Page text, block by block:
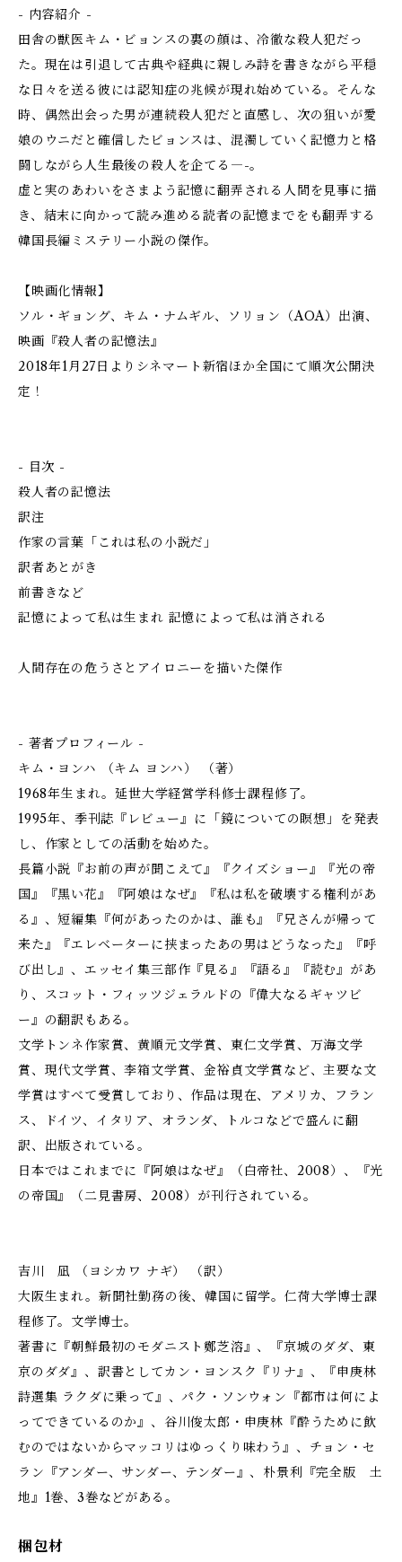
- 内容紹介 -
田舎の獣医キム・ビョンスの裏の顔は、冷徹な殺人犯だっ
た。現在は引退して古典や経典に親しみ詩を書きながら平穏
な日々を送る彼には認知症の兆候が現れ始めている。そんな
時、偶然出会った男が連続殺人犯だと直感し、次の狙いが愛
娘のウニだと確信したビョンスは、混濁していく記憶力と格
闘しながら人生最後の殺人を企てる―-。
虚と実のあわいをさまよう記憶に翻弄される人間を見事に描
き、結末に向かって読み進める読者の記憶までをも翻弄する
韓国長編ミステリー小説の傑作。
【映画化情報】
ソル・ギョング、キム・ナムギル、ソリョン（AOA）出演、
映画『殺人者の記憶法』
2018年1月27日よりシネマート新宿ほか全国にて順次公開決
定！
- 目次 -
殺人者の記憶法
訳注
作家の言葉「これは私の小説だ」
訳者あとがき
前書きなど
記憶によって私は生まれ 記憶によって私は消される
人間存在の危うさとアイロニーを描いた傑作
- 著者プロフィール -
キム・ヨンハ （キム ヨンハ） （著）
1968年生まれ。延世大学経営学科修士課程修了。
1995年、季刊誌『レビュー』に「鏡についての瞑想」を発表
し、作家としての活動を始めた。
長篇小説『お前の声が聞こえて』『クイズショー』『光の帝
国』『黒い花』『阿娘はなぜ』『私は私を破壊する権利があ
る』、短編集『何があったのかは、誰も』『兄さんが帰って
来た』『エレベーターに挟まったあの男はどうなった』『呼
び出し』、エッセイ集三部作『見る』『語る』『読む』があ
り、スコット・フィッツジェラルドの『偉大なるギャツビ
ー』の翻訳もある。
文学トンネ作家賞、黄順元文学賞、東仁文学賞、万海文学
賞、現代文学賞、李箱文学賞、金裕貞文学賞など、主要な文
学賞はすべて受賞しており、作品は現在、アメリカ、フラン
ス、ドイツ、イタリア、オランダ、トルコなどで盛んに翻
訳、出版されている。
日本ではこれまでに『阿娘はなぜ』（白帝社、2008）、『光
の帝国』（二見書房、2008）が刊行されている。
吉川 凪 （ヨシカワ ナギ） （訳）
大阪生まれ。新聞社勤務の後、韓国に留学。仁荷大学博士課
程修了。文学博士。
著書に『朝鮮最初のモダニスト鄭芝溶』、『京城のダダ、東
京のダダ』、訳書としてカン・ヨンスク『リナ』、『申庚林
詩選集 ラクダに乗って』、パク・ソンウォン『都市は何によ
ってできているのか』、谷川俊太郎・申庚林『酔うために飲
むのではないからマッコリはゆっくり味わう』、チョン・セ
ラン『アンダー、サンダー、テンダー』、朴景利『完全版 土
地』1巻、3巻などがある。
梱包材